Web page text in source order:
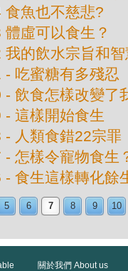
食魚也不慈悲?
體虛可以食生？
我的飲水宗旨和
- 吃蜜糖有多殘忍
- 飲食怎樣改變了
- 這樣開始食生
- 人類食錯22宗罪
- 怎樣令寵物食生
- 食生這樣轉化餘
5 6 7 8 9 10
關於我們 About us